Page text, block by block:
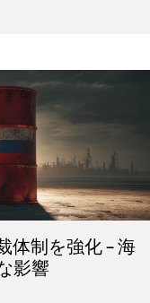
体制を強化 – 海
影響